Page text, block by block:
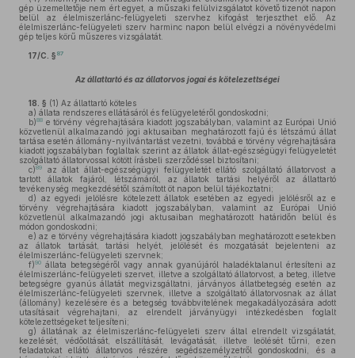
gép üzemeltetője nem ért egyet, a műszaki felülvizsgálatot követő tizenöt napon
belül az élelmiszerlánc-felügyeleti szervhez kifogást terjeszthet elő. Az
élelmiszerlánc-felügyeleti szerv harminc napon belül elvégzi a növényvédelmi
gép teljes körű műszeres vizsgálatát.
17/C. § 87
Az állattartó és az állatorvos jogai és kötelezettségei
18. § (1) Az állattartó köteles
a) állata rendszeres ellátásáról és felügyeletéről gondoskodni;
b)88 e törvény végrehajtására kiadott jogszabályban, valamint az Európai Unió
közvetlenül alkalmazandó jogi aktusaiban meghatározott fajú és létszámú állat
tartása esetén állomány-nyilvántartást vezetni, továbbá e törvény végrehajtására
kiadott jogszabályban foglaltak szerint az állatok állat-egészségügyi felügyeletét
szolgáltató állatorvossal kötött írásbeli szerződéssel biztosítani;
c)89
az állat állat-egészségügyi felügyeletét ellátó szolgáltató állatorvost a
tartott állatok fajáról, létszámáról, az állatok tartási helyéről az állattartó
tevékenység megkezdésétől számított öt napon belül tájékoztatni;
d) az egyedi jelölésre kötelezett állatok esetében az egyedi jelölésről az e
törvény végrehajtására kiadott jogszabályban, valamint az Európai Unió
közvetlenül alkalmazandó jogi aktusaiban meghatározott határidőn belül és
módon gondoskodni;
e) az e törvény végrehajtására kiadott jogszabályban meghatározott esetekben
az állatok tartását, tartási helyét, jelölését és mozgatását bejelenteni az
élelmiszerlánc-felügyeleti szervnek;
f)90 állata betegségéről vagy annak gyanújáról haladéktalanul értesíteni az
élelmiszerlánc-felügyeleti szervet, illetve a szolgáltató állatorvost, a beteg, illetve
betegségre gyanús állatát megvizsgáltatni, járványos állatbetegség esetén az
élelmiszerlánc-felügyeleti szervnek, illetve a szolgáltató állatorvosnak az állat
(állomány) kezelésére és a betegség továbbvitelének megakadályozására adott
utasításait végrehajtani, az elrendelt járványügyi intézkedésben foglalt
kötelezettségeket teljesíteni;
g) állatának az élelmiszerlánc-felügyeleti szerv által elrendelt vizsgálatát,
kezelését, védőoltását, elszállítását, levágatását, illetve leölését tűrni, ezen
feladatokat ellátó állatorvos részére segédszemélyzetről gondoskodni, és a